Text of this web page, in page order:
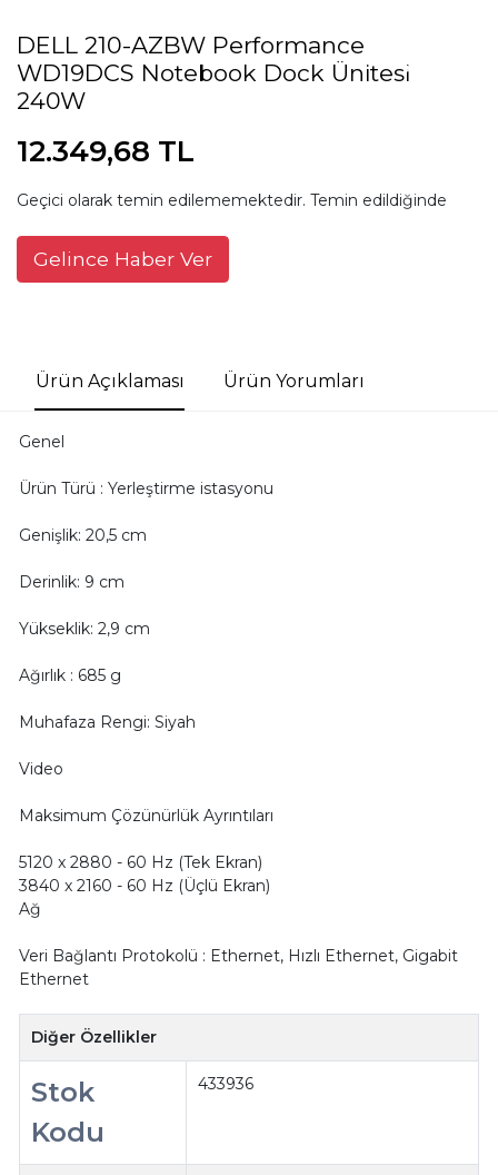
DELL 210-AZBW Performance
WD19DCS Notebook Dock Ünitesi
240W
12.349,68 TL
Geçici olarak temin edilememektedir. Temin edildiğinde
Gelince Haber Ver
Ürün Açıklaması Ürün Yorumları
Genel
Ürün Türü : Yerleştirme istasyonu
Genişlik: 20,5 cm
Derinlik: 9 cm
Yükseklik: 2,9 cm
Ağırlık : 685 g
Muhafaza Rengi: Siyah
Video
Maksimum Çözünürlük Ayrıntıları
5120 x 2880 - 60 Hz (Tek Ekran)
3840 x 2160 - 60 Hz (Üçlü Ekran)
Ağ
Veri Bağlantı Protokolü : Ethernet, Hızlı Ethernet, Gigabit
Ethernet
Diğer Özellikler
Stok
Kodu
433936